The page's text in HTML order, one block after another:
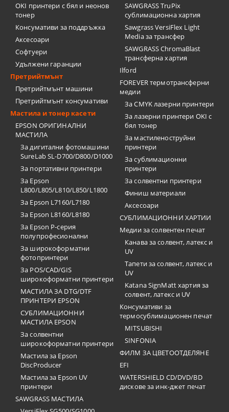
OKI принтери с бял и неонов
тонер
Консумативи за поддръжка
Аксесоари
Софтуери
Удължени гаранции
Претрийтмънт
Претрийтмънт машини
Претрийтмънт консумативи
Мастила и тонер касети
EPSON ОРИГИНАЛНИ
МАСТИЛА
За дигитални фотомашини
SureLab SL-D700/D800/D1000
За портативни принтери
За Epson
L800/L805/L810/L850/L1800
За Epson L7160/L7180
За Epson L8160/L8180
За Epson P-серия
полупрофесионални
За широкоформатни
фотопринтери
За POS/CAD/GIS
широкоформатни принтери
МАСТИЛА ЗА DTG/DTF
ПРИНТЕРИ EPSON
СУБЛИМАЦИОННИ
МАСТИЛА EPSON
За солвентни
широкоформатни принтери
Мастила за Epson
DiscProducer
Мастила за Epson UV
принтери
SAWGRASS МАСТИЛА
SAWGRASS TruPix
сублимационна хартия
Sawgrass VersiFlex Light
Media за трансфер
SAWGRASS ChromaBlast
трансферна хартия
Ilford
FOREVER термотрансферни
медии
За CMYK лазерни принтери
За лазерни принтери OKI с
бял тонер
За мастиленоструйни
принтери
За сублимационни
принтери
За солвентни принтери
Финиш материали
Аксесоари
СУБЛИМАЦИОННИ ХАРТИИ
Медии за солвентен печат
Канава за солвент, латекс и
UV
Тапети за солвент, латекс и
UV
Katana SignMatt хартия за
солвент, латекс и UV
Консумативи за
термосублимационен печат
MITSUBISHI
SINFONIA
ФИЛМ ЗА ЦВЕТООТДЕЛЯНЕ
EFI
WATERSHIELD CD/DVD/BD
дискове за инк-джет печат